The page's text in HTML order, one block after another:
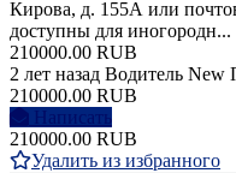
Кирова, д. 155А или
доступны для иногородн...
210000.00 RUB
2 лет назад Водитель New
210000.00 RUB
Написать
210000.00 RUB
Удалить из избранного